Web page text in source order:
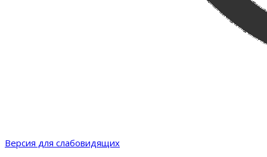
Версия для слабовидящих